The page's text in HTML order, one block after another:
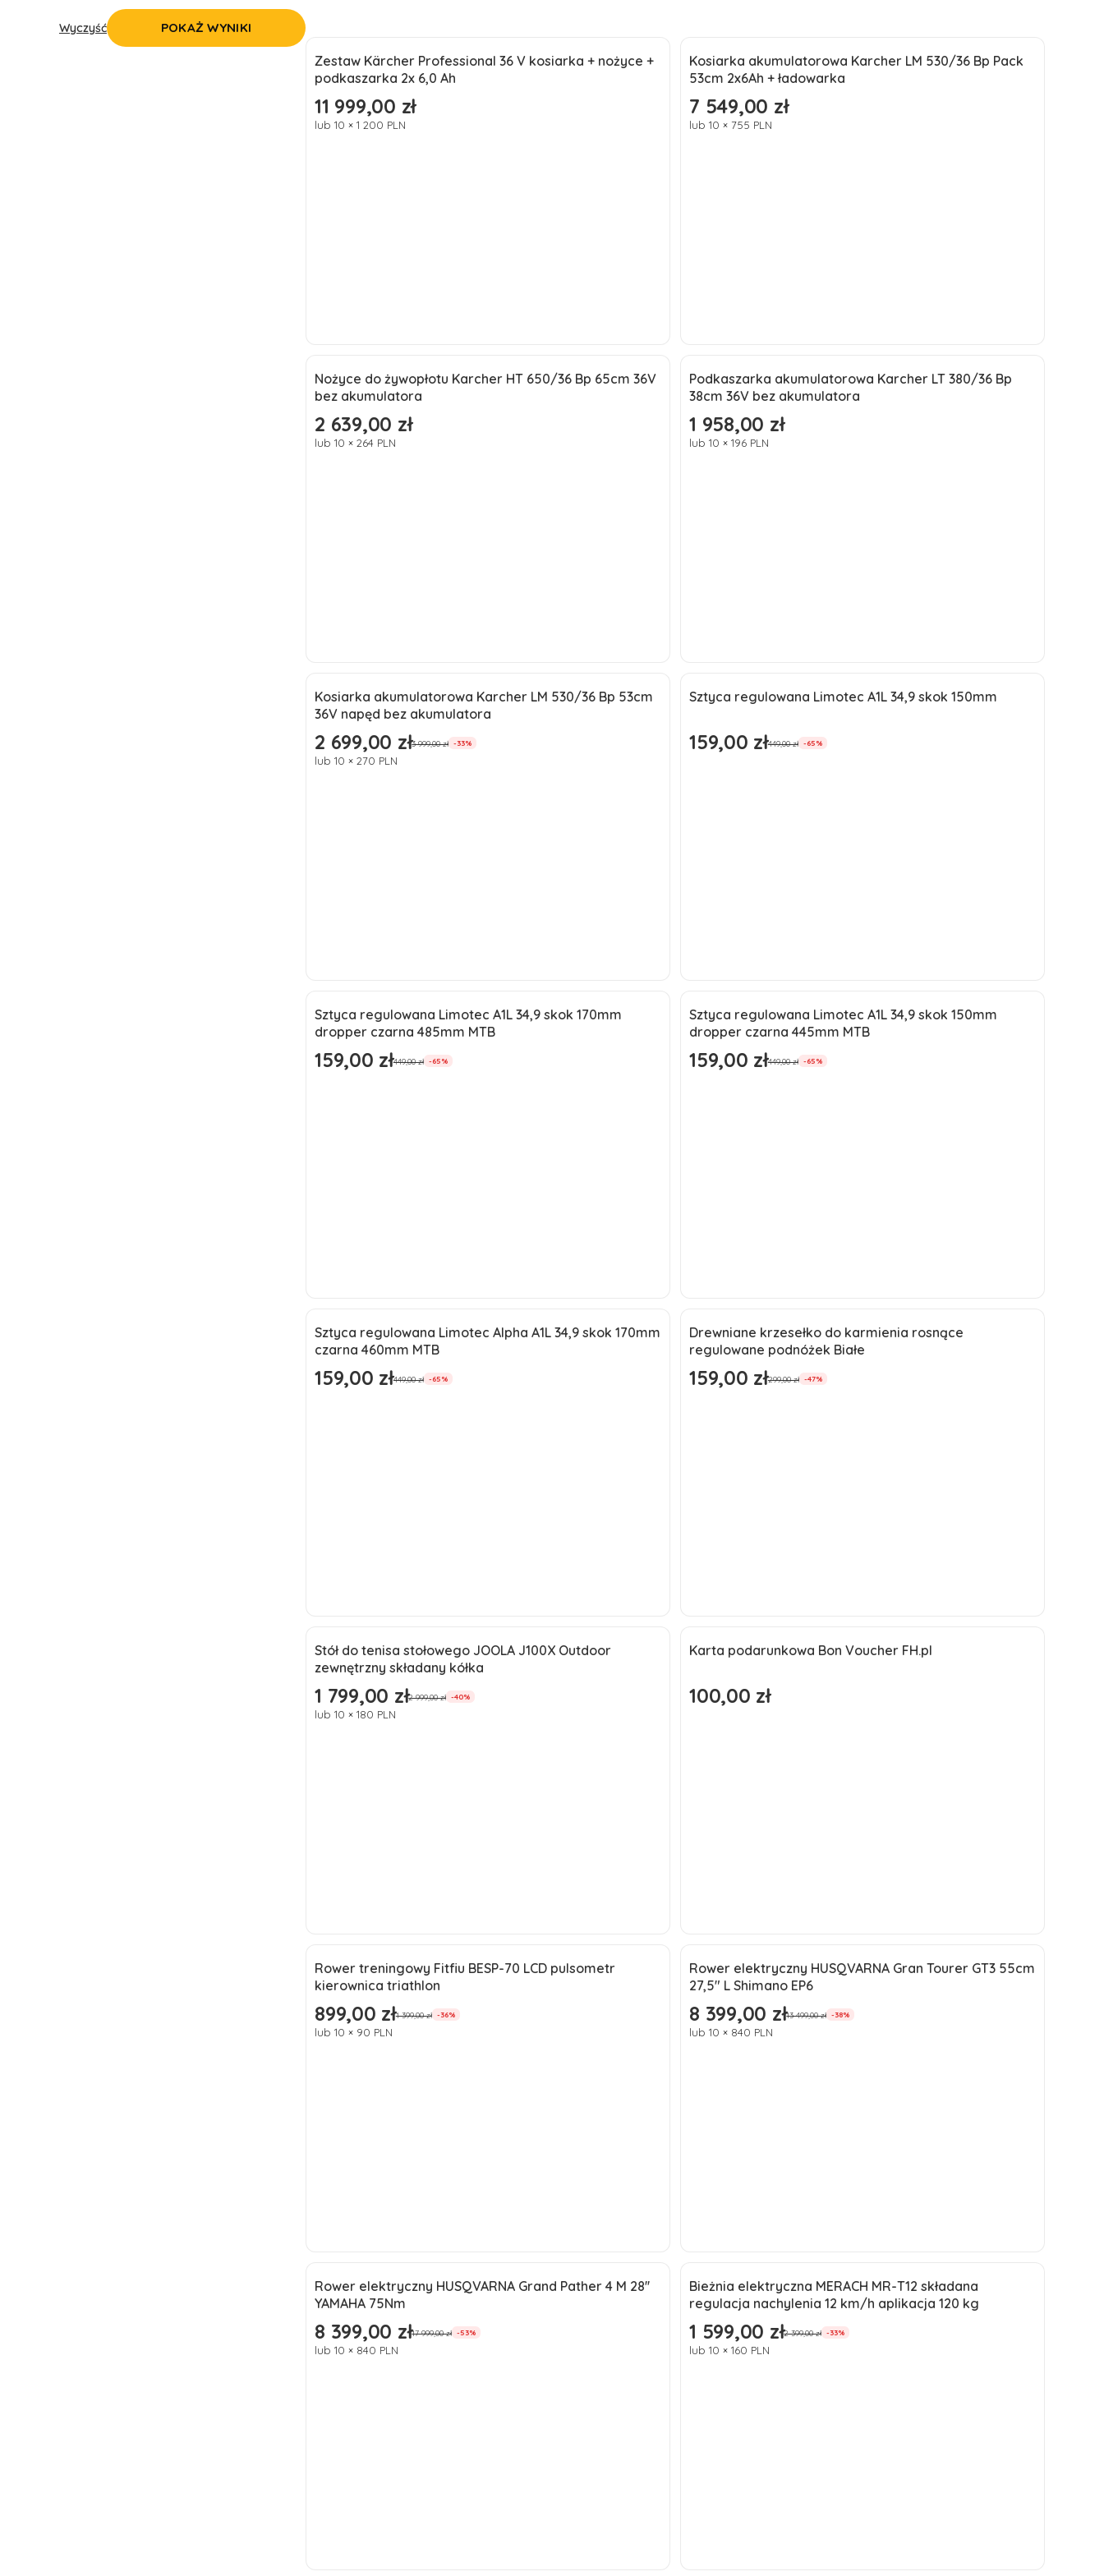
Wyczyść POKAŻ WYNIKI
Nowość
Zestaw Kärcher Professional 36 V kosiarka + nożyce +
podkaszarka 2x 6,0 Ah
Cena
11 999,00 zł
lub 10 × 1 200 PLN
Do koszyka
Nowość
Kosiarka akumulatorowa Karcher LM 530/36 Bp Pack
53cm 2x6Ah + ładowarka
Cena
7 549,00 zł
lub 10 × 755 PLN
Do koszyka
Nowość
Nożyce do żywopłotu Karcher HT 650/36 Bp 65cm 36V
bez akumulatora
Cena
2 639,00 zł
lub 10 × 264 PLN
Do koszyka
Nowość
Podkaszarka akumulatorowa Karcher LT 380/36 Bp
38cm 36V bez akumulatora
Cena
1 958,00 zł
lub 10 × 196 PLN
Do koszyka
Okazja
Nowość
Kosiarka akumulatorowa Karcher LM 530/36 Bp 53cm
36V napęd bez akumulatora
Cena promocyjna
2 699,00 zł3 999,00 zł -33%
lub 10 × 270 PLN
Do koszyka
Okazja
Sztyca regulowana Limotec A1L 34,9 skok 150mm
Cena promocyjna
159,00 zł449,00 zł -65%
Do koszyka
Okazja
Nowość
Sztyca regulowana Limotec A1L 34,9 skok 170mm
dropper czarna 485mm MTB
Cena promocyjna
159,00 zł449,00 zł -65%
Do koszyka
Okazja
Nowość
Sztyca regulowana Limotec A1L 34,9 skok 150mm
dropper czarna 445mm MTB
Cena promocyjna
159,00 zł449,00 zł -65%
Do koszyka
Okazja
Sztyca regulowana Limotec Alpha A1L 34,9 skok 170mm
czarna 460mm MTB
Cena promocyjna
159,00 zł449,00 zł -65%
Do koszyka
Okazja
Nowość
Drewniane krzesełko do karmienia rosnące
regulowane podnóżek Białe
Cena promocyjna
159,00 zł299,00 zł -47%
Do koszyka
Okazja
Nowość
Stół do tenisa stołowego JOOLA J100X Outdoor
zewnętrzny składany kółka
Cena promocyjna
1 799,00 zł2 999,00 zł -40%
lub 10 × 180 PLN
Do koszyka
Nowość
Karta podarunkowa Bon Voucher FH.pl
Cena
100,00 zł
Zobacz produkt
Okazja
Rower treningowy Fitfiu BESP-70 LCD pulsometr
kierownica triathlon
Cena promocyjna
899,00 zł1 399,00 zł -36%
lub 10 × 90 PLN
Do koszyka
Okazja
Rower elektryczny HUSQVARNA Gran Tourer GT3 55cm
27,5" L Shimano EP6
Cena promocyjna
8 399,00 zł13 499,00 zł -38%
lub 10 × 840 PLN
Do koszyka
Okazja
Rower elektryczny HUSQVARNA Grand Pather 4 M 28''
YAMAHA 75Nm
Cena promocyjna
8 399,00 zł17 999,00 zł -53%
lub 10 × 840 PLN
Okazja
Nowość
Bieżnia elektryczna MERACH MR-T12 składana
regulacja nachylenia 12 km/h aplikacja 120 kg
Cena promocyjna
1 599,00 zł2 399,00 zł -33%
lub 10 × 160 PLN